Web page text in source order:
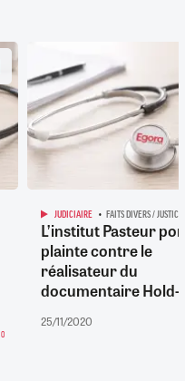
0
JUDICIAIRE FAITS DIVERS / JUSTICE
L’institut Pasteur
plainte contre le
réalisateur du
documentaire Hold-
25/11/2020